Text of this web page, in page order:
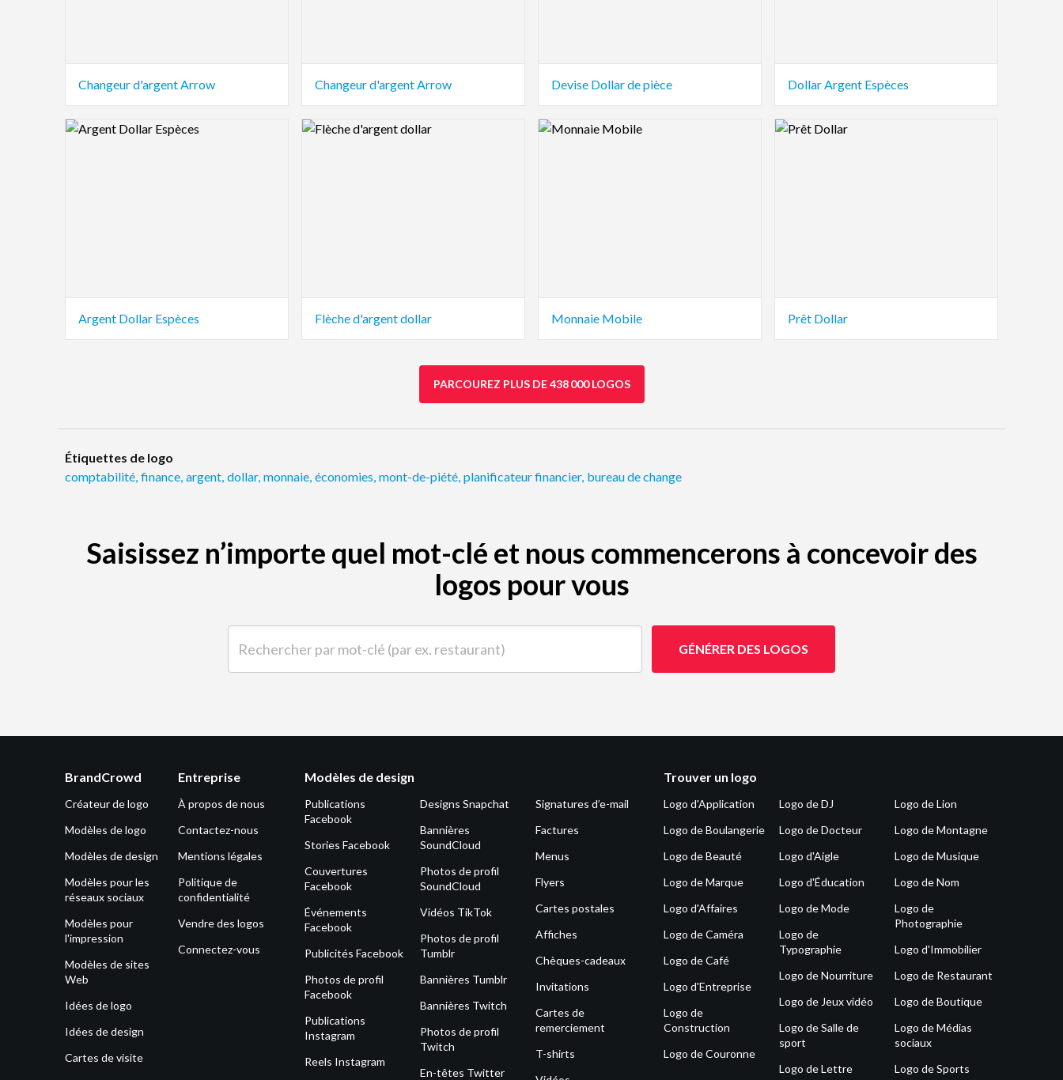
Changeur d'argent Arrow Changeur d'argent Arrow Devise Dollar de pièce Dollar Argent Espèces
Logo Preview Image
Argent Dollar Espèces
Logo Preview Image
Flèche d'argent dollar
Logo Preview Image
Monnaie Mobile
Logo Preview Image
Prêt Dollar
PARCOUREZ PLUS DE 438 000 LOGOS
Étiquettes de logo
comptabilité, finance, argent, dollar, monnaie, économies, mont-de-piété, planificateur financier, bureau de change
Saisissez n’importe quel mot-clé et nous commencerons à concevoir des
logos pour vous
GÉNÉRER DES LOGOS
BrandCrowd
Créateur de logo
Modèles de logo
Modèles de design
Modèles pour les
réseaux sociaux
Modèles pour
l'impression
Modèles de sites
Web
Idées de logo
Idées de design
Cartes de visite
Entreprise
À propos de nous
Contactez-nous
Mentions légales
Politique de
confidentialité
Vendre des logos
Connectez-vous
Modèles de design
Publications
Facebook
Stories Facebook
Couvertures
Facebook
Événements
Facebook
Publicités Facebook
Photos de profil
Facebook
Publications
Instagram
Reels Instagram
Designs Snapchat
Bannières
SoundCloud
Photos de profil
SoundCloud
Vidéos TikTok
Photos de profil
Tumblr
Bannières Tumblr
Bannières Twitch
Photos de profil
Twitch
En-têtes Twitter
Signatures d’e-mail
Factures
Menus
Flyers
Cartes postales
Affiches
Chèques-cadeaux
Invitations
Cartes de
remerciement
T-shirts
Trouver un logo
Logo d'Application
Logo de Boulangerie
Logo de Beauté
Logo de Marque
Logo d'Affaires
Logo de Caméra
Logo de Café
Logo d'Entreprise
Logo de
Construction
Logo de Couronne
Logo de DJ
Logo de Docteur
Logo d'Aigle
Logo d'Éducation
Logo de Mode
Logo de
Typographie
Logo de Nourriture
Logo de Jeux vidéo
Logo de Salle de
sport
Logo de Lettre
Logo de Lion
Logo de Montagne
Logo de Musique
Logo de Nom
Logo de
Photographie
Logo d'Immobilier
Logo de Restaurant
Logo de Boutique
Logo de Médias
sociaux
Logo de Sports